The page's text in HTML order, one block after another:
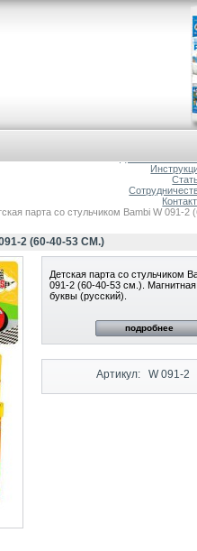
парта со стульчиком Bambi W 091-2
2 (60-40-53 СМ.)
Детская парта со стульчиком
091-2 (60-40-53 см.). Магнитная
буквы (русский).
подробнее
Артикул: W 091-2